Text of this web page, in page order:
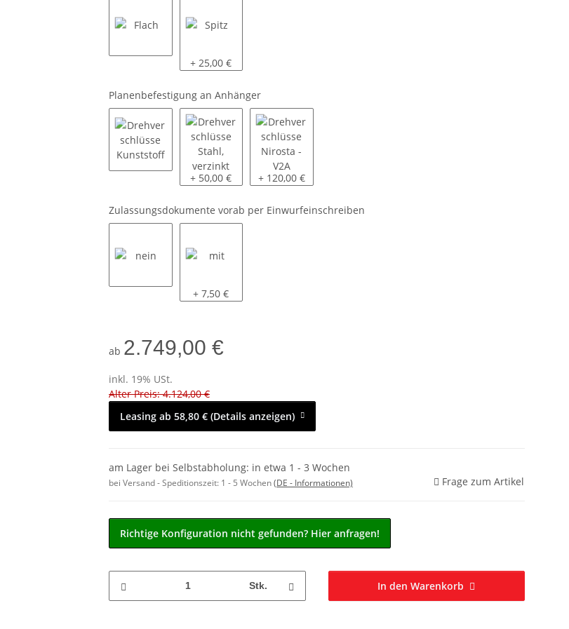
Spitz
+ 25,00 €
Planenbefestigung an Anhänger
Drehverschlüsse Kunststoff
Drehverschlüsse Stahl, verzinkt
+ 50,00 € Drehverschlüsse Nirosta - V2A
+ 120,00 €
Zulassungsdokumente vorab per Einwurfeinschreiben
mit
+ 7,50 €
ab 2.749,00 €
inkl. 19% USt.
Alter Preis: 4.124,00 €
Leasing ab 58,80 € (Details anzeigen)
am Lager bei Selbstabholung: in etwa 1 - 3 Wochen
bei Versand - Speditionszeit: 1 - 5 Wochen(DE - Informationen) Frage zum Artikel
Richtige Konfiguration nicht gefunden? Hier anfragen!
Stk. In den Warenkorb